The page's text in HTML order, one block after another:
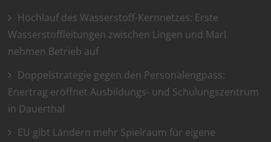
Hochlauf des Wasserstoff-Kernnetzes: Erste
Wasserstoffleitungen zwischen Lingen und Marl
nehmen Betrieb auf
Doppelstrategie gegen den Personalengpass:
Enertrag eröffnet Ausbildungs- und Schulungszentrum
in Dauerthal
EU gibt Ländern mehr Spielraum für eigene